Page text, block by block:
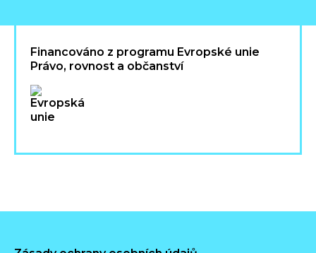
Financováno z programu Evropské unie
Právo, rovnost a občanství